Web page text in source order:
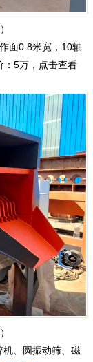
面0.8米宽，10轴
：5万，点击查看
、圆振动筛、磁